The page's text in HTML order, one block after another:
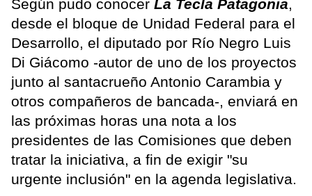
Según pudo conocer La Tecla Patagonia,
desde el bloque de Unidad Federal para el
Desarrollo, el diputado por Río Negro Luis
Di Giácomo -autor de uno de los proyectos
junto al santacrueño Antonio Carambia y
otros compañeros de bancada-, enviará en
las próximas horas una nota a los
presidentes de las Comisiones que deben
tratar la iniciativa, a fin de exigir "su
urgente inclusión" en la agenda legislativa.